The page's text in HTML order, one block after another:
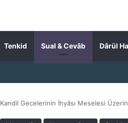
Tenkid Sual & Cevâb Dârül
Kandil Gecelerinin İhyâsı Meselesi